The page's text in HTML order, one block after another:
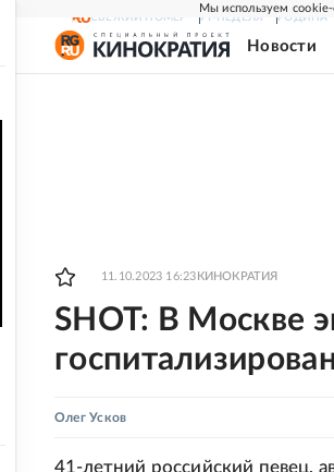
Мы используем
СВЕЖИЙ НОМЕР РГ-НЕДЕЛЯ РОДИНА
Новости
11.10.2023 16:23 КИНОКРАТИЯ
SHOT: В Москве
Олег Усков
41-летний российский певец,